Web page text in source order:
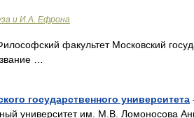
и И.А. Ефрона
факультет Московский
…
государственного университета
университет им. М.В. Ломоносова